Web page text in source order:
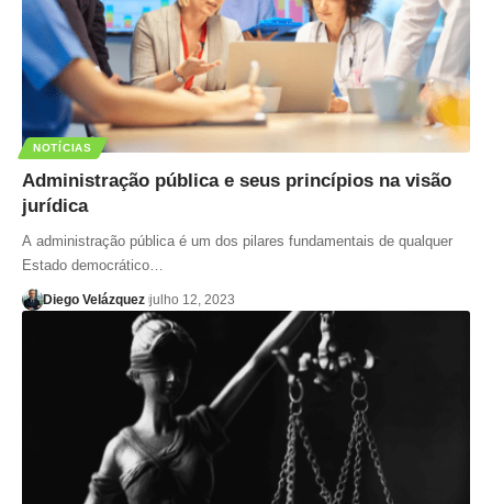
NOTÍCIAS
Administração pública e seus princípios na visão
jurídica
A administração pública é um dos pilares fundamentais de qualquer
Estado democrático…
Diego Velázquez julho 12, 2023